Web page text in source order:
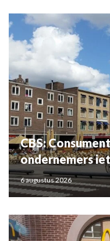
CBS:
ondernemers
6 augustus 2026